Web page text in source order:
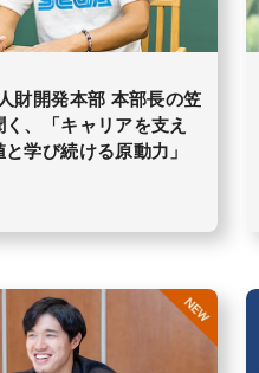
財開発本部 本部長の笠
、「キャリアを支え
学び続ける原動力」